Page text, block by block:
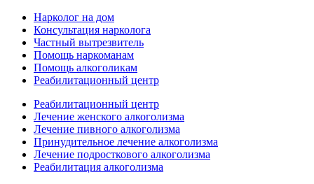
Нарколог на дом
Консультация нарколога
Частный вытрезвитель
Помощь наркоманам
Помощь алкоголикам
Реабилитационный центр
Реабилитационный центр
Лечение женского алкоголизма
Лечение пивного алкоголизма
Принудительное лечение алкоголизма
Лечение подросткового алкоголизма
Реабилитация алкоголизма